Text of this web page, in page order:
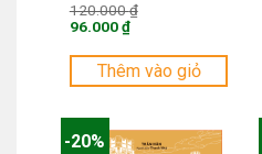
120.000₫
120.000 ₫.
96.000₫
hiện
là:
Thêm vào giỏ
-20%